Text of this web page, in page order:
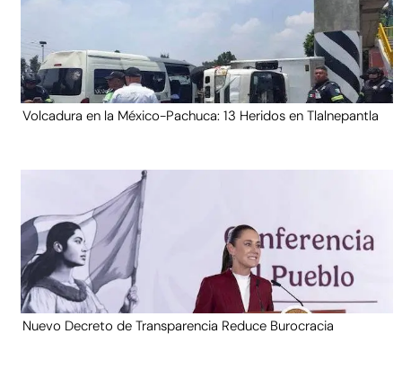
Volcadura en la México-Pachuca: 13 Heridos en Tlalnepantla
Nuevo Decreto de Transparencia Reduce Burocracia